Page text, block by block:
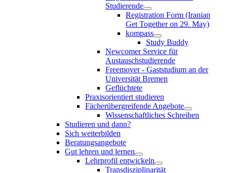
Studierende
Registration Form (Iranian
Get Together on 29. May)
kompass
Study Buddy
Newcomer Service für
Austauschstudierende
Freemover - Gaststudium an der
Universität Bremen
Geflüchtete
Praxisorientiert studieren
Fächerübergreifende Angebote
Wissenschaftliches Schreiben
Studieren und dann?
Sich weiterbilden
Beratungsangebote
Gut lehren und lernen
Lehrprofil entwickeln
Transdisziplinarität